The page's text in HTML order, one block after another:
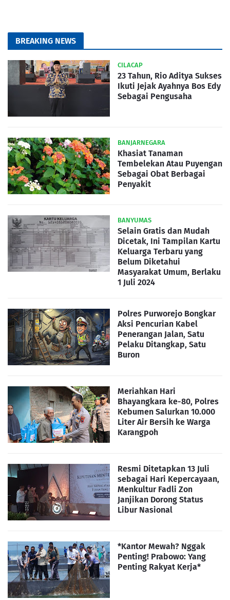
BREAKING NEWS
CILACAP
23 Tahun, Rio Aditya Sukses
Ikuti Jejak Ayahnya Bos Edy
Sebagai Pengusaha
BANJARNEGARA
Khasiat Tanaman
Tembelekan Atau Puyengan
Sebagai Obat Berbagai
Penyakit
BANYUMAS
Selain Gratis dan Mudah
Dicetak, Ini Tampilan Kartu
Keluarga Terbaru yang
Belum Diketahui
Masyarakat Umum, Berlaku
1 Juli 2024
Polres Purworejo Bongkar
Aksi Pencurian Kabel
Penerangan Jalan, Satu
Pelaku Ditangkap, Satu
Buron
Meriahkan Hari
Bhayangkara ke-80, Polres
Kebumen Salurkan 10.000
Liter Air Bersih ke Warga
Karangpoh
Resmi Ditetapkan 13 Juli
sebagai Hari Kepercayaan,
Menkultur Fadli Zon
Janjikan Dorong Status
Libur Nasional
*Kantor Mewah? Nggak
Penting! Prabowo: Yang
Penting Rakyat Kerja*